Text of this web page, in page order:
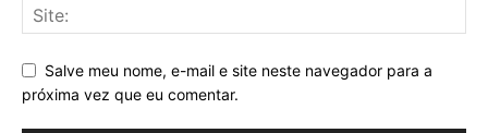
Salve meu nome, e-mail e site neste navegador para a
próxima vez que eu comentar.